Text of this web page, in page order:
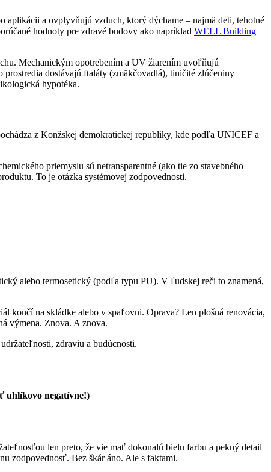
aplikácii a ovplyvňujú vzduch, ktorý dýchame – najmä deti, tehotné
hodnoty pre zdravé budovy ako napríklad WELL Building
Mechanickým opotrebením a UV žiarením uvoľňujú
dostávajú ftaláty (zmäkčovadlá), tiničité zlúčeniny
hypotéka.
z Konžskej demokratickej republiky, kde podľa UNICEF a
priemyslu sú netransparentné (ako tie zo stavebného
To je otázka systémovej zodpovednosti.
alebo termosetický (podľa typu PU). V ľudskej reči to znamená,
končí na skládke alebo v spaľovni. Oprava? Len plošná renovácia,
výmena. Znova. A znova.
zdraviu a budúcnosti.
uhlíkovo negatívne!)
len preto, že vie mať dokonalú bielu farbu a pekný detail
zodpovednosť. Bez škár áno. Ale s faktami.